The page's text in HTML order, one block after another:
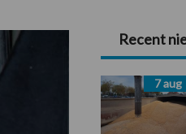
Primaire
Sidebar
Recent
7 aug